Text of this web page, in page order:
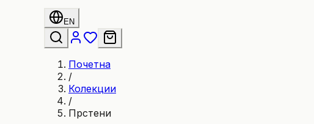
EN
Почетна
/
Колекции
/
Прстени